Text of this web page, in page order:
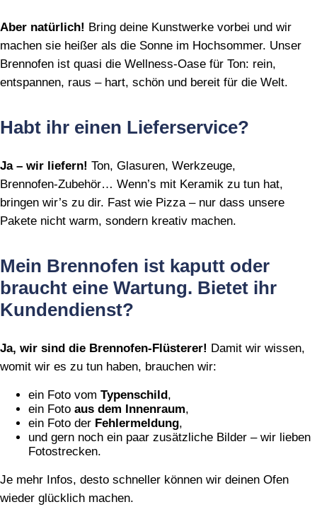
Aber natürlich! Bring deine Kunstwerke vorbei und wir
machen sie heißer als die Sonne im Hochsommer. Unser
Brennofen ist quasi die Wellness‑Oase für Ton: rein,
entspannen, raus – hart, schön und bereit für die Welt.
Habt ihr einen Lieferservice?
Ja – wir liefern! Ton, Glasuren, Werkzeuge,
Brennofen‑Zubehör… Wenn’s mit Keramik zu tun hat,
bringen wir’s zu dir. Fast wie Pizza – nur dass unsere
Pakete nicht warm, sondern kreativ machen.
Mein Brennofen ist kaputt oder
braucht eine Wartung. Bietet ihr
Kundendienst?
Ja, wir sind die Brennofen‑Flüsterer! Damit wir wissen,
womit wir es zu tun haben, brauchen wir:
ein Foto vom Typenschild,
ein Foto aus dem Innenraum,
ein Foto der Fehlermeldung,
und gern noch ein paar zusätzliche Bilder – wir lieben
Fotostrecken.
Je mehr Infos, desto schneller können wir deinen Ofen
wieder glücklich machen.